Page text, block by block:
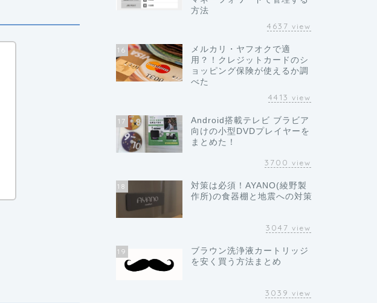
方法
4637 view
16
メルカリ・ヤフオクで適
用？！クレジットカードのシ
ョッピング保険が使えるか調
べた
4413 view
17
Android搭載テレビ ブラビア
向けの小型DVDプレイヤーを
まとめた！
3700 view
18
対策は必須！AYANO(綾野製
作所)の食器棚と地震への対策
3047 view
19
ブラウン洗浄液カートリッジ
を安く買う方法まとめ
3039 view